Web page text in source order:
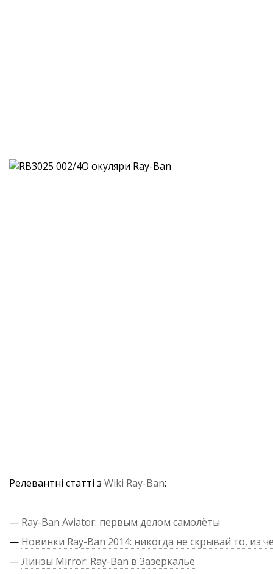
Релевантні статті з Wiki Ray-Ban:
— Ray-Ban Aviator: первым делом самолёты
— Новинки Ray-Ban 2014: никогда не скрывай то, из
—Линзы Mirror: Ray-Ban в Зазеркалье